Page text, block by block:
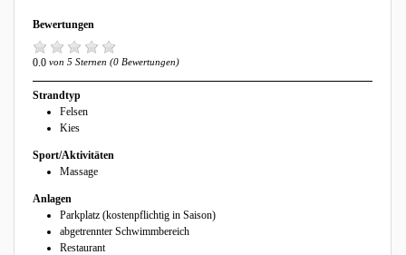
Bewertungen
0.0 von 5 Sternen (0 Bewertungen)
Strandtyp
Felsen
Kies
Sport/Aktivitäten
Massage
Anlagen
Parkplatz (kostenpflichtig in Saison)
abgetrennter Schwimmbereich
Restaurant